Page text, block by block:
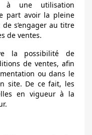
à une utilisation
part avoir la pleine
s’engager au titre
de ventes.
la possibilité de
de ventes, afin
ou dans le
site. De ce fait, les
en vigueur à la